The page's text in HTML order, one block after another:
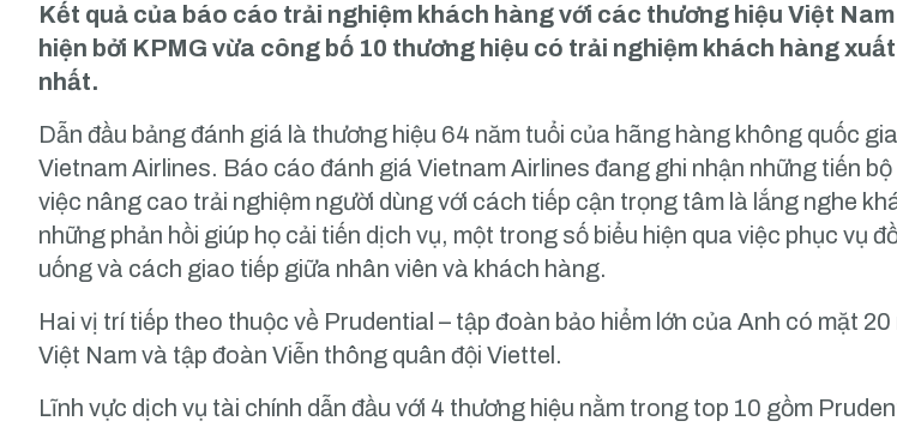
Kết quả của báo cáo trải nghiệm khách hàng với các thương hiệu Việt
hiện bởi KPMG vừa công bố 10 thương hiệu có trải nghiệm khách hàng
nhất.
Dẫn đầu bảng đánh giá là thương hiệu 64 năm tuổi của hãng hàng không quốc
Vietnam Airlines. Báo cáo đánh giá Vietnam Airlines đang ghi nhận những tiến
việc nâng cao trải nghiệm người dùng với cách tiếp cận trọng tâm là lắng nghe
những phản hồi giúp họ cải tiến dịch vụ, một trong số biểu hiện qua việc phục vụ
uống và cách giao tiếp giữa nhân viên và khách hàng.
Hai vị trí tiếp theo thuộc về Prudential – tập đoàn bảo hiểm lớn của Anh có mặt 20
Việt Nam và tập đoàn Viễn thông quân đội Viettel.
Lĩnh vực dịch vụ tài chính dẫn đầu với 4 thương hiệu nằm trong top 10 gồm